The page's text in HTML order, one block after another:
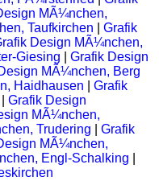
MÃ¼nchen,
Taufkirchen
Grafik
Design MÃ¼nchen,
Giesing
Grafik Design
MÃ¼nchen, Berg
Haidhausen
Grafik
Grafik Design
MÃ¼nchen,
Trudering
Grafik
MÃ¼nchen,
Engl-Schalking